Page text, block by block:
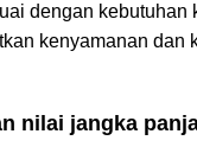
dengan kebutuhan
kenyamanan dan
nilai jangka